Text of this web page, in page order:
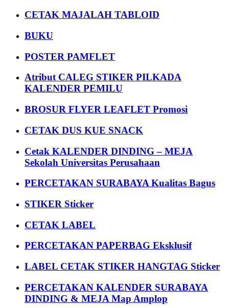
CETAK MAJALAH TABLOID
BUKU
POSTER PAMFLET
Atribut CALEG STIKER PILKADA
KALENDER PEMILU
BROSUR FLYER LEAFLET Promosi
CETAK DUS KUE SNACK
Cetak KALENDER DINDING – MEJA
Sekolah Universitas Perusahaan
PERCETAKAN SURABAYA Kualitas Bagus
STIKER Sticker
CETAK LABEL
PERCETAKAN PAPERBAG Eksklusif
LABEL CETAK STIKER HANGTAG Sticker
PERCETAKAN KALENDER SURABAYA
DINDING & MEJA Map Amplop